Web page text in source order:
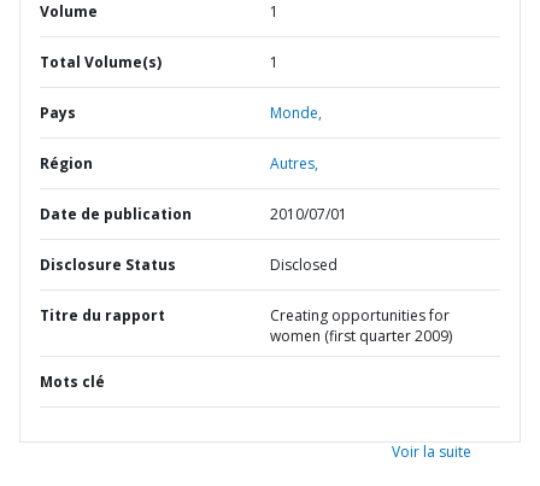
Volume 1
Total Volume(s) 1
Pays Monde,
Région Autres,
Date de publication 2010/07/01
Disclosure Status Disclosed
Titre du rapport
Creating opportunities for
women (first quarter 2009)
Mots clé
Voir la suite